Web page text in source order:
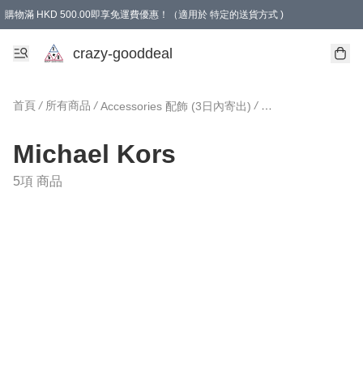
購物滿 HKD 500.00即享免運費優惠！（適用於 特定的送貨方式 )
成為會員可享免費禮品
crazy-gooddeal
首頁 / 所有商品 / Accessories 配飾 (3日內寄出) /
Michael Kors
5項 商品